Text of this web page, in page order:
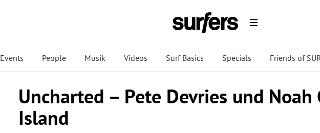
Events People Musik Videos Surf Basics Specials Friends of
Uncharted – Pete Devries und Noah
Island